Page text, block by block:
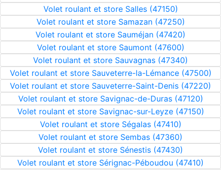
Volet roulant et store Salles (47150)
Volet roulant et store Samazan (47250)
Volet roulant et store Sauméjan (47420)
Volet roulant et store Saumont (47600)
Volet roulant et store Sauvagnas (47340)
Volet roulant et store Sauveterre-la-Lémance (47500)
Volet roulant et store Sauveterre-Saint-Denis (47220)
Volet roulant et store Savignac-de-Duras (47120)
Volet roulant et store Savignac-sur-Leyze (47150)
Volet roulant et store Ségalas (47410)
Volet roulant et store Sembas (47360)
Volet roulant et store Sénestis (47430)
Volet roulant et store Sérignac-Péboudou (47410)